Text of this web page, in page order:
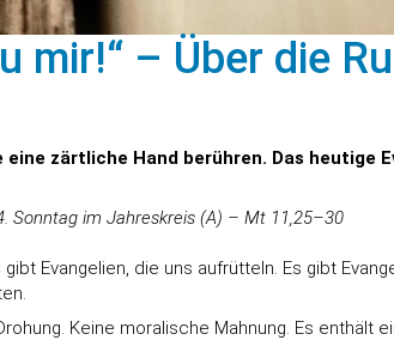
mir!“ – Über die
eine zärtliche Hand berühren. Das
Sonntag im Jahreskreis (A) – Mt 11,25–30
Evangelien, die uns aufrütteln. Es gibt
Keine moralische Mahnung. Es